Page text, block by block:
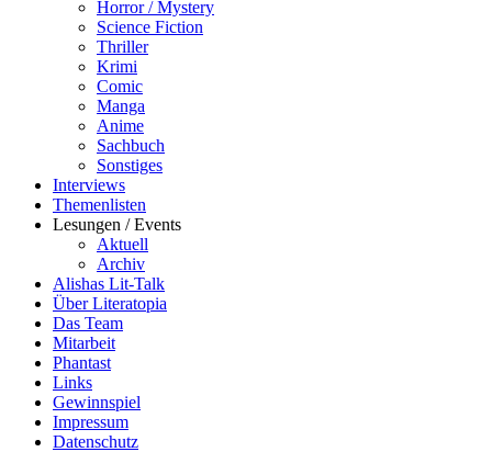
Horror / Mystery
Science Fiction
Thriller
Krimi
Comic
Manga
Anime
Sachbuch
Sonstiges
Interviews
Themenlisten
Lesungen / Events
Aktuell
Archiv
Alishas Lit-Talk
Über Literatopia
Das Team
Mitarbeit
Phantast
Links
Gewinnspiel
Impressum
Datenschutz